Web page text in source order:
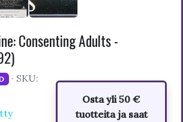
Consenting Adults -
· SKU:
Osta yli 50 €
tuotteita ja saat